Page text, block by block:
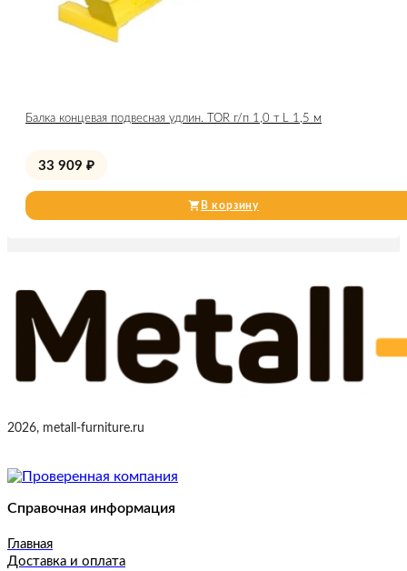
Балка концевая подвесная удлин. TOR г/п 1,0 т L 1,5 м
33 909 ₽
В корзину
2026, metall-furniture.ru
Справочная информация
Главная
Доставка и оплата